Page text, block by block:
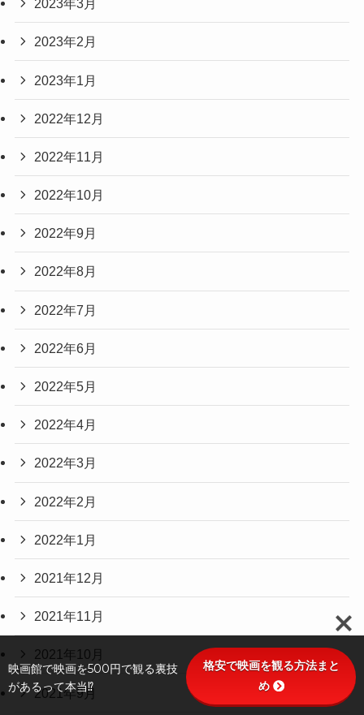
2023年3月
2023年2月
2023年1月
2022年12月
2022年11月
2022年10月
2022年9月
2022年8月
2022年7月
2022年6月
2022年5月
2022年4月
2022年3月
2022年2月
2022年1月
2021年12月
2021年11月
2021年10月
2021年9月
映画館で映画を500円で観る裏技
があるって本当⁉
格安で映画を観る方法まと
め